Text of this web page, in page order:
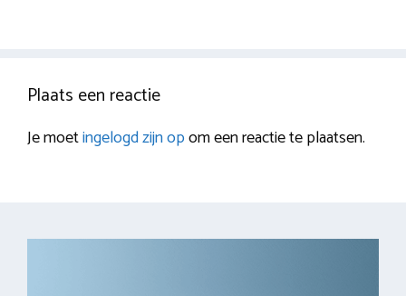
Plaats een reactie
Je moetingelogd zijn opom een reactie te plaatsen.